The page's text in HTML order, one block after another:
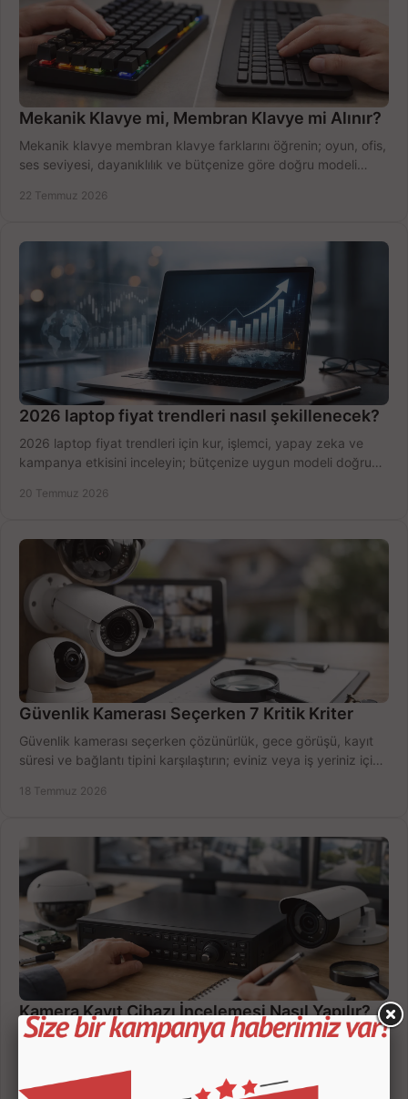
Mekanik Klavye mi, Membran Klavye mi Alınır?
Mekanik klavye membran klavye farklarını öğrenin; oyun, ofis,
ses seviyesi, dayanıklılık ve bütçenize göre doğru modeli
22 Temmuz 2026
2026 laptop fiyat trendleri nasıl şekillenecek?
2026 laptop fiyat trendleri için kur, işlemci, yapay zeka ve
kampanya etkisini inceleyin; bütçenize uygun modeli doğru
20 Temmuz 2026
Güvenlik Kamerası Seçerken 7 Kritik Kriter
Güvenlik kamerası seçerken çözünürlük, gece görüşü, kayıt
süresi ve bağlantı tipini karşılaştırın; eviniz veya iş yeriniz için
18 Temmuz 2026
Kamera Kayıt Cihazı İncelemesi Nasıl Yapılır?
Kamera kayıt cihazı incelemesi yaparken kanal sayısı,
değerlendirin; bütçenizi doğru yönetin.
16 Temmuz 2026